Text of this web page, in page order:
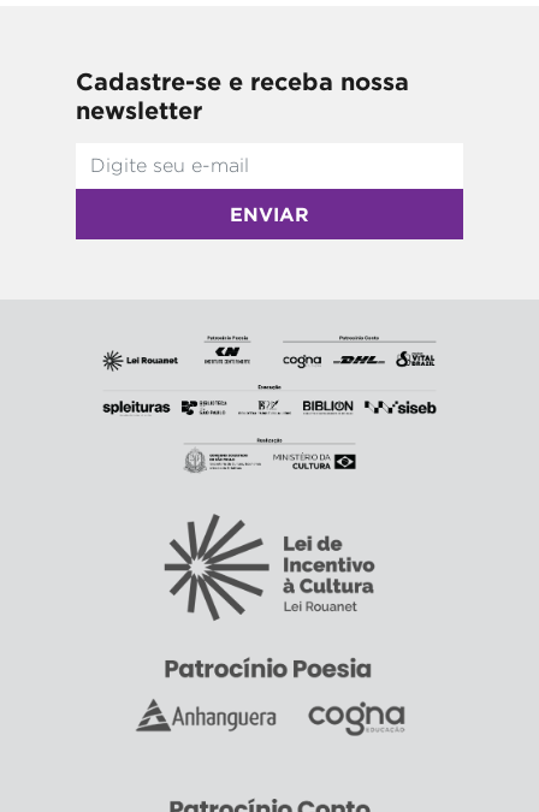
Cadastre-se e receba nossa
newsletter
ENVIAR